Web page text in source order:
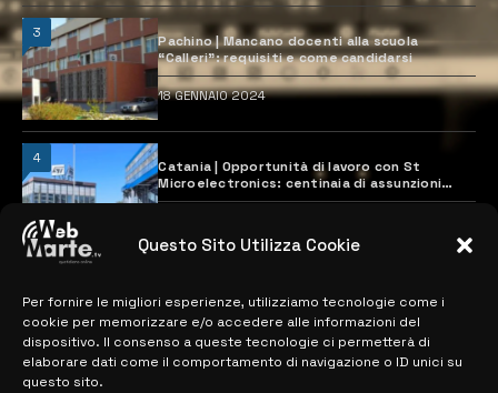
Questo Sito Utilizza Cookie
Per fornire le migliori esperienze, utilizziamo tecnologie come i
cookie per memorizzare e/o accedere alle informazioni del
dispositivo. Il consenso a queste tecnologie ci permetterà di
elaborare dati come il comportamento di navigazione o ID unici su
questo sito.
3
Pachino | Mancano docenti alla scuola
“Calleri”: requisiti e come candidarsi
18 GENNAIO 2024
4
Catania | Opportunità di lavoro con St
Microelectronics: centinaia di assunzioni
previste
MAPPA DEL SITO
> NOTIZIE